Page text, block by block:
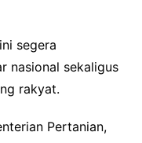
segera
nasional sekaligus
rakyat.
Pertanian,